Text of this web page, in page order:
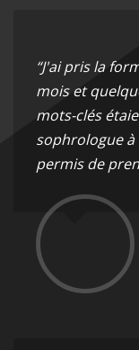
“J'ai pris la
mois et
mots-clés
sophrologue
permis de